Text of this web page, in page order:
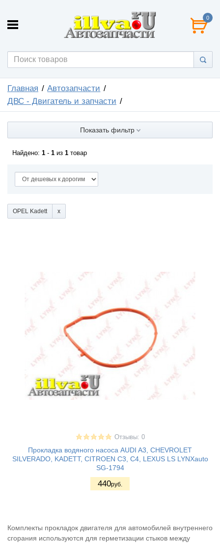
0
Главная
Автозапчасти
ДВС - Двигатель и запчасти
Показать фильтр
Найдено: 1 - 1 из 1 товар
OPEL Kadett
Отзывы: 0
Прокладка водяного насоса AUDI A3, CHEVROLET
SILVERADO, KADETT, CITROEN C3, C4, LEXUS LS LYNXauto
SG-1794
440руб.
Комплекты прокладок двигателя для автомобилей внутреннего
сгорания используются для герметизации стыков между